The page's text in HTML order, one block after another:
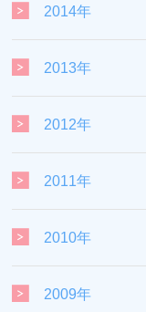
2014年
2013年
2012年
2011年
2010年
2009年